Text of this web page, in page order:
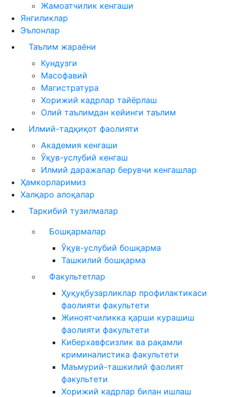
Жамоатчилик кенгаши
Янгиликлар
Эълонлар
Таълим жараёни
Кундузги
Масофавий
Магистратура
Хорижий кадрлар тайёрлаш
Олий таълимдан кейинги таълим
Илмий-тадқиқот фаолияти
Академия кенгаши
Ўқув-услубий кенгаш
Илмий даражалар берувчи кенгашлар
Ҳамкорларимиз
Халқаро алоқалар
Таркибий тузилмалар
Бошқармалар
Ўқув-услубий бошқарма
Ташкилий бошқарма
Факультетлар
Ҳуқуқбузарликлар профилактикаси
фаолияти факультети
Жиноятчиликка қарши курашиш
фаолияти факультети
Киберхавфсизлик ва рақамли
криминалистика факультети
Маъмурий-ташкилий фаолият
факультети
Хорижий кадрлар билан ишлаш